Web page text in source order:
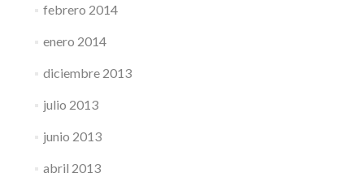
febrero 2014
enero 2014
diciembre 2013
julio 2013
junio 2013
abril 2013